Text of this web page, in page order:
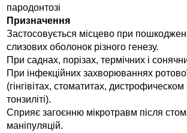
пародонтозі
Призначення
Застосовується місцево при
слизових оболонок різного генезу.
При саднах, порізах, термічних і
При інфекційних захворюваннях
(гінгівітах, стоматитах,
тонзиліті).
Сприяє загоєнню мікротравм після
маніпуляцій.